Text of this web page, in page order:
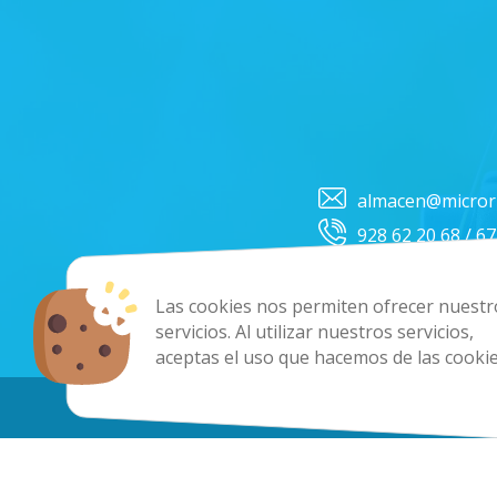
Las cookies nos permiten ofrecer
servicios. Al utilizar nuestros servicios,
aceptas el uso que hacemos de las
928 62 20 68 /
Copyright